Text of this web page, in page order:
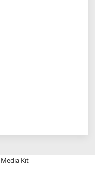
Media Kit